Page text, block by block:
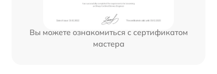
Вы можете ознакомиться с сертификатом
мастера